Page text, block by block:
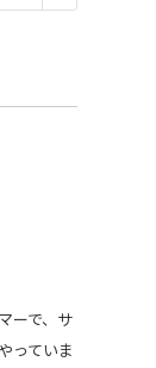
ーで、サ
っていま